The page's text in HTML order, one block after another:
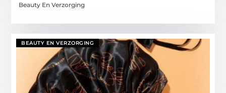
Beauty En Verzorging
BEAUTY EN VERZORGING